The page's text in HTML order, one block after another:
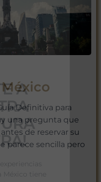
Definitiva para
una pregunta que
de reservar su
parece sencilla pero
A